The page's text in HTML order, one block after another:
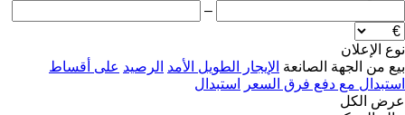
–
نوع الإعلان
بيع من الجهة الصانعة الإيجار الطويل الأمد الرصيد على أقساط
استبدال مع دفع فرق السعر
استبدال
عرض الكل